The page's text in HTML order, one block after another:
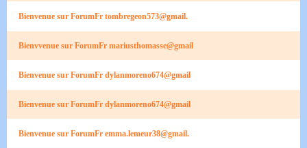
Bienvenue sur ForumFr tombregeon573@gmail.
Bienvvenue sur ForumFr mariusthomasse@gmail
Bienvenue sur ForumFr dylanmoreno674@gmail
Bienvenue sur ForumFr dylanmoreno674@gmail
Bienvenue sur ForumFr emma.lemeur38@gmail.